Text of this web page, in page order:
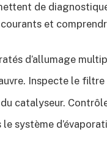
de
et
d’allumage
Inspecte le
catalyseur.
système